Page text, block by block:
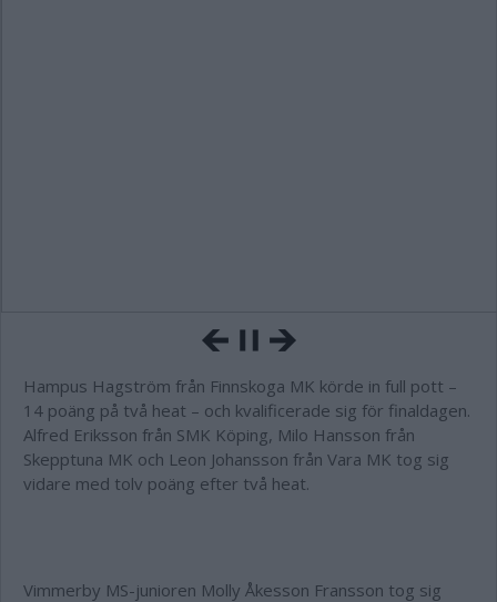
Hampus Hagström från Finnskoga MK körde in full pott –
14 poäng på två heat – och kvalificerade sig för finaldagen.
Alfred Eriksson från SMK Köping, Milo Hansson från
Skepptuna MK och Leon Johansson från Vara MK tog sig
vidare med tolv poäng efter två heat.
Vimmerby MS-junioren Molly Åkesson Fransson tog sig